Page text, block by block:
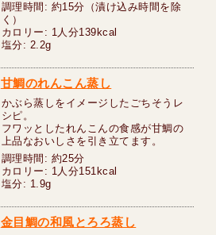
調理時間: 約15分（漬け込み時間を除
く）
カロリー: 1人分139kcal
塩分: 2.2g
甘鯛のれんこん蒸し
かぶら蒸しをイメージしたごちそうレ
シピ。
フワッとしたれんこんの食感が甘鯛の
上品なおいしさを引き立てます。
調理時間: 約25分
カロリー: 1人分151kcal
塩分: 1.9g
金目鯛の和風とろろ蒸し